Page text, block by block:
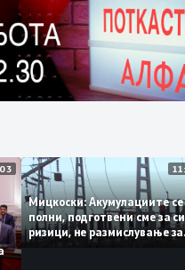
12:03
Мицкоски:
полни, подготвени сме
ризици, не
поскапување на струјата